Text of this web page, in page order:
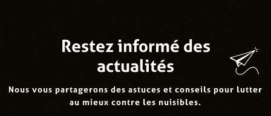
Restez informé des
actualités
Nous vous partagerons des astuces et conseils pour lutter
au mieux contre les nuisibles.